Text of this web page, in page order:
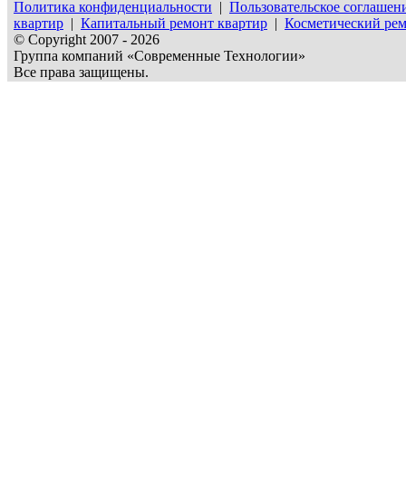
Политика конфиденциальности | Пользовательское
квартир | Капитальный ремонт квартир | Косметический
© Copyright 2007 - 2026
Группа компаний «Современные Технологии»
Все права защищены.